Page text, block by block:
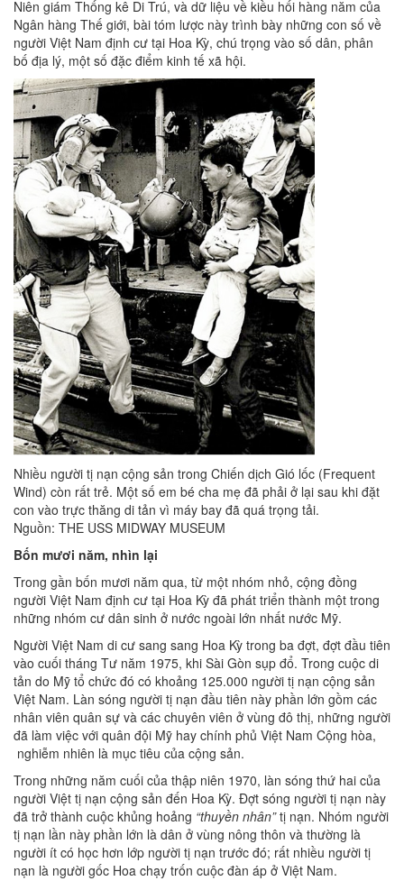
Niên giám Thống kê Di Trú, và dữ liệu về kiều hối hàng năm của
Ngân hàng Thế giới, bài tóm lược này trình bày những con số về
người Việt Nam định cư tại Hoa Kỳ, chú trọng vào số dân, phân
bố địa lý, một số đặc điểm kinh tế xã hội.
Nhiều người tị nạn cộng sản trong Chiến dịch Gió lốc (Frequent
Wind) còn rất trẻ. Một số em bé cha mẹ đã phải ở lại sau khi đặt
con vào trực thăng di tản vì máy bay đã quá trọng tải.
Nguồn: THE USS MIDWAY MUSEUM
Bốn mươi năm, nhìn lại
Trong gần bốn mươi năm qua, từ một nhóm nhỏ, cộng đồng
người Việt Nam định cư tại Hoa Kỳ đã phát triển thành một trong
những nhóm cư dân sinh ở nước ngoài lớn nhất nước Mỹ.
Người Việt Nam di cư sang sang Hoa Kỳ trong ba đợt, đợt đầu tiên
vào cuối tháng Tư năm 1975, khi Sài Gòn sụp đổ. Trong cuộc di
tản do Mỹ tổ chức đó có khoảng 125.000 người tị nạn cộng sản
Việt Nam. Làn sóng người tị nạn đầu tiên này phần lớn gồm các
nhân viên quân sự và các chuyên viên ở vùng đô thị, những người
đã làm việc với quân đội Mỹ hay chính phủ Việt Nam Cộng hòa,
nghiễm nhiên là mục tiêu của cộng sản.
Trong những năm cuối của thập niên 1970, làn sóng thứ hai của
người Việt tị nạn cộng sản đến Hoa Kỳ. Đợt sóng người tị nạn này
đã trở thành cuộc khủng hoảng “thuyền nhân”tị nạn. Nhóm người
tị nạn lần này phần lớn là dân ở vùng nông thôn và thường là
người ít có học hơn lớp người tị nạn trước đó; rất nhiều người tị
nạn là người gốc Hoa chạy trốn cuộc đàn áp ở Việt Nam.